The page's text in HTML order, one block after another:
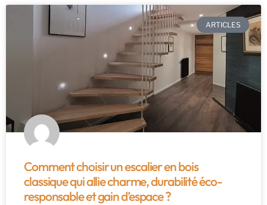
ARTICLES
Comment choisir un escalier en bois
classique qui allie charme, durabilité éco-
responsable et gain d’espace ?